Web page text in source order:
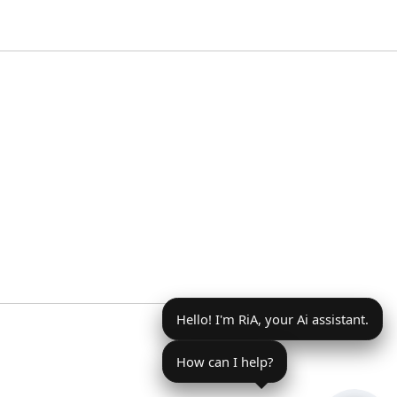
Hello! I'm RiA, your Ai assistant.
How can I help?